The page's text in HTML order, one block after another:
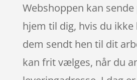
Webshoppen kan
hjem til dig, hvis du ikke
dem sendt hen til dit
kan frit vælges, når du